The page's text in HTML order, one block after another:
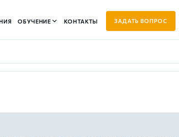
ОБУЧЕНИЕ КОНТАКТЫ ЗАДАТЬ ВОПРОС